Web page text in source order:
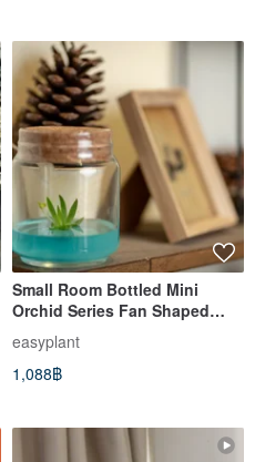
Small Room Bottled Mini
Orchid Series Fan Shaped
Oncidium Natural Wind No. 6
Bottle
easyplant
1,088฿